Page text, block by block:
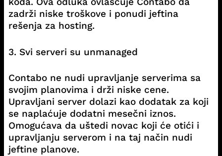
zadrži niske troškove i ponudi jeftina
rešenja za hosting.
3. Svi serveri su unmanaged
Contabo ne nudi upravljanje serverima sa
svojim planovima i drži niske cene.
Upravljani server dolazi kao dodatak za koji
se naplaćuje dodatni mesečni iznos.
Omogućava da uštedi novac koji će otići i
upravljanju serverom i na taj način nudi
jeftine planove.